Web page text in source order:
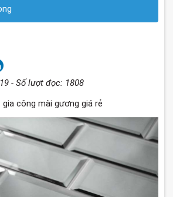
- Số lượt đọc: 1808
gia công mài gương giá rẻ